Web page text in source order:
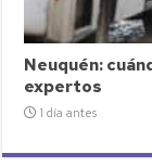
Neuquén:
expertos
1 día antes